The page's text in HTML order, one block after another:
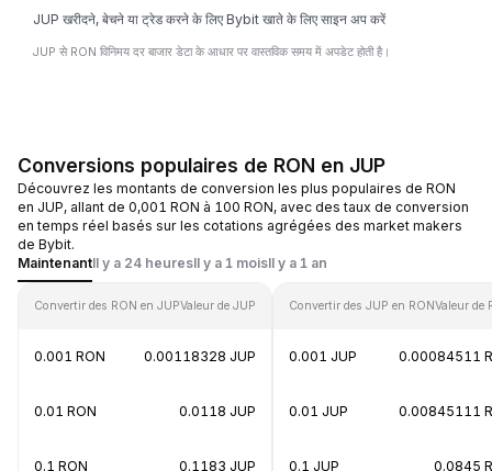
JUP खरीदने, बेचने या ट्रेड करने के लिए Bybit खाते के लिए साइन अप करें
JUP से RON विनिमय दर बाजार डेटा के आधार पर वास्तविक समय में अपडेट होती है।
Conversions populaires de RON en JUP
Découvrez les montants de conversion les plus populaires de RON
en JUP, allant de 0,001 RON à 100 RON, avec des taux de conversion
en temps réel basés sur les cotations agrégées des market makers
de Bybit.
MaintenantIl y a 24 heuresIl y a 1 moisIl y a 1 an
Convertir des RON en JUPValeur de JUP
0.001 RON 0.00118328 JUP
0.01 RON 0.0118 JUP
0.1 RON 0.1183 JUP
Convertir des JUP en RONValeur de
0.001 JUP 0.00084511
0.01 JUP 0.00845111
0.1 JUP 0.0845